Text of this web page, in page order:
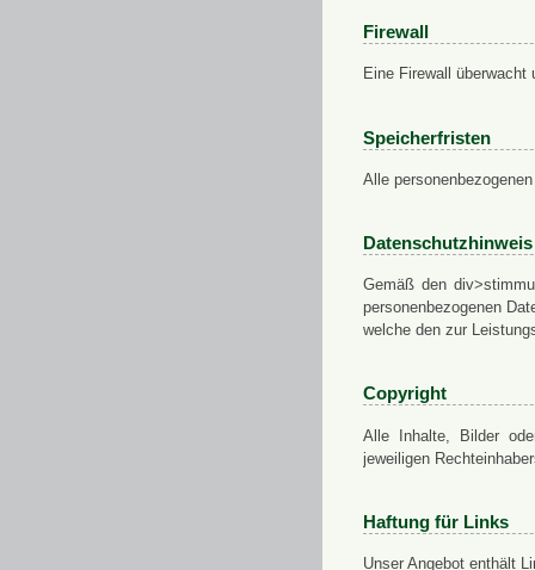
Firewall
Eine Firewall
Speicherfristen
Alle
Datenschutzhinweis
Gemäß den
personenbezogenen
welche den zur
Copyright
Alle Inhalte, Bilder
jeweiligen
Haftung für Links
Unser Angebot enthält